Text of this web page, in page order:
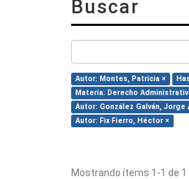
Buscar
Autor: Montes, Patricia ×
Materia: Derecho
Autor: González Galván, Jorge
Autor: Fix Fierro, Héctor ×
Mostrando ítems 1-1 de 1